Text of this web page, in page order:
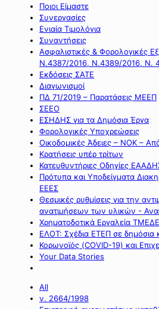
Ποιοι Είμαστε
Συνεργασίες
Ενιαία Τιμολόγια
Συναντήσεις
Ασφαλιστικές & Φορολογικές
Ν.4387/2016, Ν.4389/2016, Ν.
Εκδόσεις ΣΑΤΕ
Διαγωνισμοί
ΠΔ 71/2019 – Παρατάσεις ΜΕΕΠ
ΣΕΕΟ
ΕΣΗΔΗΣ για τα Δημόσια Έργα
Φορολογικές Υποχρεώσεις
Οικοδομικές Άδειες – ΝΟΚ –
Κρατήσεις υπέρ τρίτων
Κατευθυντήριες Οδηγίες
Πρότυπα και Υποδείγματα
ΕΕΕΣ
Θεσμικές ρυθμίσεις για την
ανατιμήσεων των υλικών -
Χρηματοδοτικά Εργαλεία ΤΜΕΔΕ
ΕΛΟΤ: Σχέδια ΕΤΕΠ σε δημόσια
Κορωνοϊός (COVID-19) και
Your Data Stories
All
ν. 2664/1998